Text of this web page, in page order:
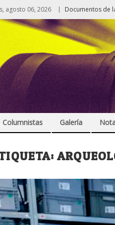
agosto 06, 2026 Documentos de
Columnistas Galería